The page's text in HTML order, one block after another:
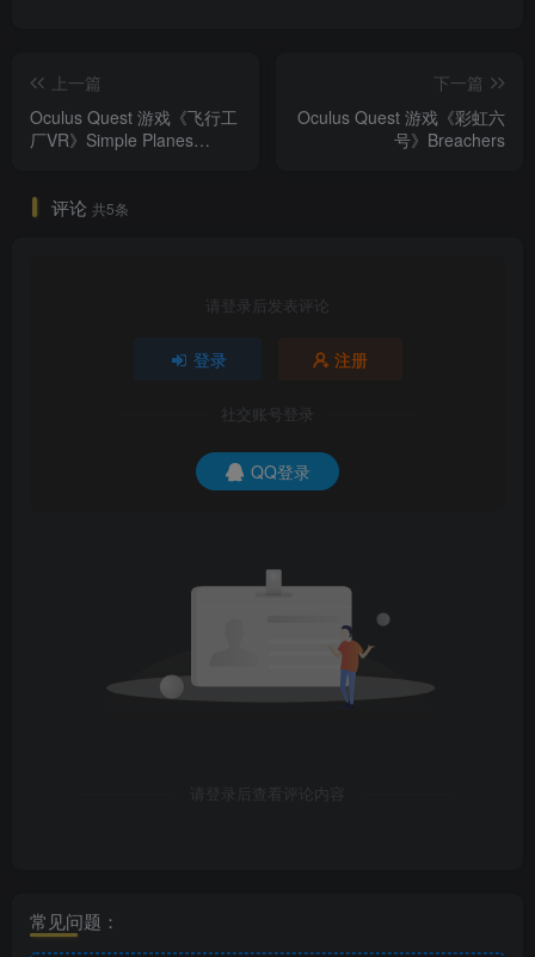
上一篇
Oculus Quest 游戏《飞行工
厂VR》Simple Planes
下一篇
Oculus Quest 游戏《彩虹六
号》Breachers
评论 共5条
请登录后发表评论
登录 注册
社交账号登录
QQ登录
请登录后查看评论内容
常见问题：